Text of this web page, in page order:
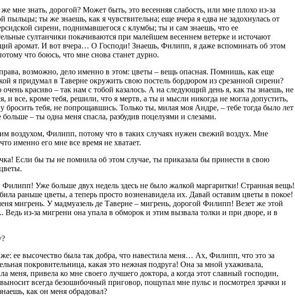
мне знать, дорогой? Может быть, это весенняя слабость, или мне плохо из-за
пыльцы; ты же знаешь, как я чувствительна; еще вчера я едва не задохнулась от
сирени, поднимавшегося с клумбы; ты и сам знаешь, что ее
султанчики покачиваются при малейшем весеннем ветерке и источают
аромат. И вот вчера… О Господи! Знаешь, Филипп, я даже вспоминать об этом
что боюсь, что мне снова станет дурно.
возможно, дело именно в этом: цветы – вещь опасная. Помнишь, как еще
я придумал в Таверне окружить свою постель бордюром из срезанной сирени?
красиво – так нам с тобой казалось. А на следующий день я, как ты знаешь, не
и все, кроме тебя, решили, что я мертв, а ты и мысли никогда не могла допустить,
бросить тебя, не попрощавшись. Только ты, милая моя Андре, – тебе тогда было лет
больше – ты одна меня спасла, разбудив поцелуями и слезами.
воздухом, Филипп, потому что в таких случаях нужен свежий воздух. Мне
именно его мне все время не хватает.
Если бы ты не помнила об этом случае, ты приказала бы принести в свою
Уже больше двух недель здесь не было жалкой маргаритки! Странная вещь!
раньше цветы, а теперь просто возненавидела их. Давай оставим цветы в покое!
мигрень. У мадмуазель де Таверне – мигрень, дорогой Филипп! Везет же этой
Ведь из-за мигрени она упала в обморок и этим вызвала толки и при дворе, и в
ее высочество была так добра, что навестила меня… Ах, Филипп, что это за
покровительница, какая это нежная подруга! Она за мной ухаживала,
меня, привела ко мне своего лучшего доктора, а когда этот славный господин,
всегда безошибочный приговор, пощупал мне пульс и посмотрел зрачки и
как он меня обрадовал?